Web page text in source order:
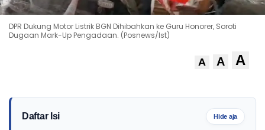
DPR Dukung Motor Listrik BGN Dihibahkan ke Guru Honorer, Soroti
Dugaan Mark-Up Pengadaan. (Posnews/Ist)
A A A
Daftar Isi Hide aja